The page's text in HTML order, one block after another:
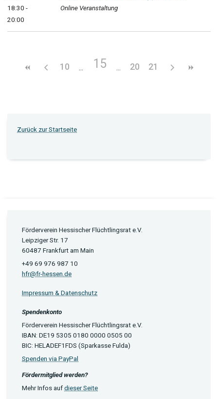
18:30 -
20:00
Online Veranstaltung
10 15 20 21
Zurück zur Startseite
Förderverein Hessischer Flüchtlingsrat e.V.
Leipziger Str. 17
60487 Frankfurt am Main
+49 69 976 987 10
hfr@fr-hessen.de
Impressum & Datenschutz
Spendenkonto
Förderverein Hessischer Flüchtlingsrat e.V.
IBAN: DE19 5305 0180 0000 0505 00
BIC: HELADEF1FDS (Sparkasse Fulda)
Spenden via PayPal
Fördermitglied werden?
Mehr Infos aufdieser Seite